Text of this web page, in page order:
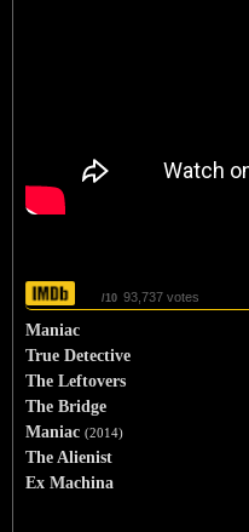
7.6/10 93,737 votes
Maniac
True Detective
The Leftovers
The Bridge
Maniac (2014)
The Alienist
Ex Machina